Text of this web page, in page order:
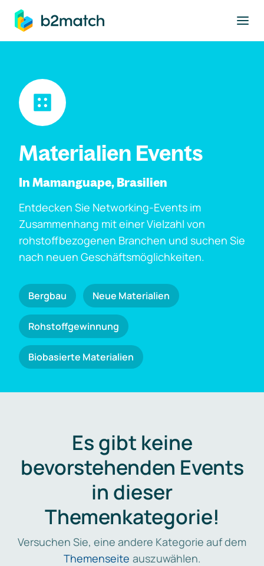
springen
Materialien Events
In Mamanguape, Brasilien
Entdecken Sie Networking-Events im
Zusammenhang mit einer Vielzahl von
rohstoffbezogenen Branchen und suchen Sie
nach neuen Geschäftsmöglichkeiten.
Bergbau Neue Materialien
Rohstoffgewinnung
Biobasierte Materialien
Es gibt keine
bevorstehenden Events
in dieser
Themenkategorie!
Versuchen Sie, eine andere Kategorie auf dem
Themenseite auszuwählen.